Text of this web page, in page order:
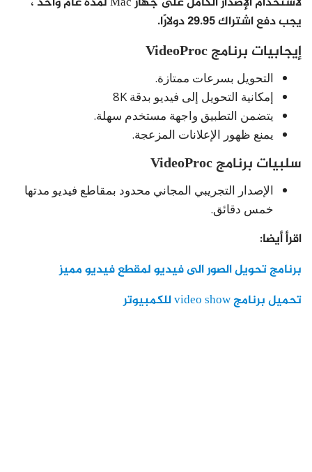
يجب دفع اشتراك 29.95 دولارًا.
إيجابيات برنامج VideoProc
التحويل بسرعات ممتازة.
إمكانية التحويل إلى فيديو بدقة 8K
يتضمن التطبيق واجهة مستخدم سهلة.
يمنع ظهور الإعلانات المزعجة.
سلبيات برنامج VideoProc
الإصدار التجريبي المجاني محدود بمقاطع فيديو مدتها
خمس دقائق.
اقرأ أيضا:
برنامج تحويل الصور الى فيديو لمقطع فيديو مميز
تحميل برنامج video show للكمبيوتر